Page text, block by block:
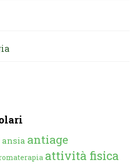
ansia antiage
attività fisica